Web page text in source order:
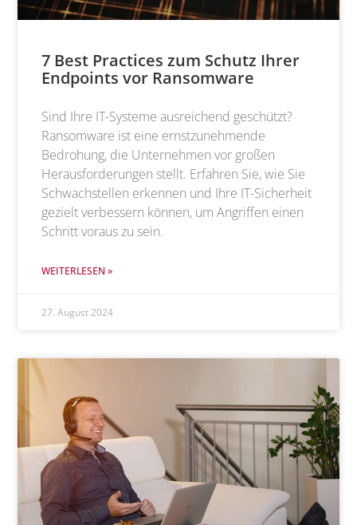
7 Best Practices zum Schutz Ihrer
Endpoints vor Ransomware
Sind Ihre IT-Systeme ausreichend geschützt?
Ransomware ist eine ernstzunehmende
Bedrohung, die Unternehmen vor großen
Herausforderungen stellt. Erfahren Sie, wie Sie
Schwachstellen erkennen und Ihre IT-Sicherheit
gezielt verbessern können, um Angriffen einen
Schritt voraus zu sein.
WEITERLESEN »
27. August 2024